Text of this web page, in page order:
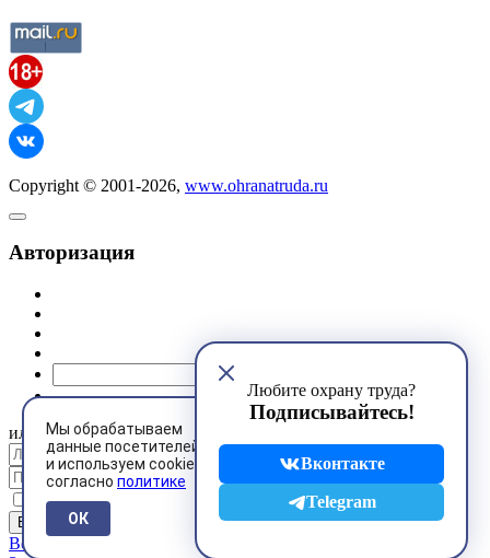
Мы обрабатываем
данные посетителей
и используем cookies
согласно политике
ОК
Любите охрану труда?
Подписывайтесь!
Вконтакте
Telegram
Copyright © 2001-2026, www.ohranatruda.ru
Авторизация
или
Запомнить меня
Восстановить пароль